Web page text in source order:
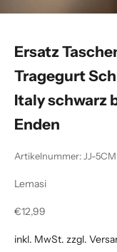
Ersatz
Tragegurt
Italy schwarz
Enden
Artikelnummer: JJ-
Lemasi
Angebot
€12,99
inkl. MwSt. zzgl.